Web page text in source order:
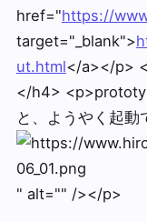
href="https://
target="_blank">
ut.html</a></p>
</h4>
と、ようやく起
" alt="" /></p>